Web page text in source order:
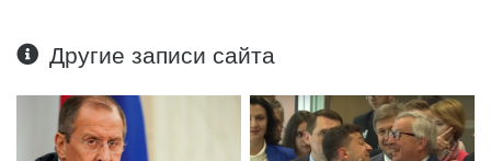
Другие записи сайта